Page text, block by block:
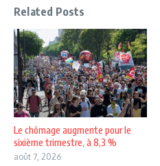
Related Posts
Le chômage augmente pour le
sixième trimestre, à 8,3 %
août 7, 2026